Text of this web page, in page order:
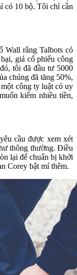
có 10 bộ. Tôi chỉ cần
Wall rằng Talbots có
giá cổ phiếu công
tôi đã đầu tư 5000
chúng đã tăng 50%,
công ty luật có uy
kiếm nhiều tiền,
cầu được xem xét
thông thường. Điều
lại để chuẩn bị khởi
Corey bật mí thêm.